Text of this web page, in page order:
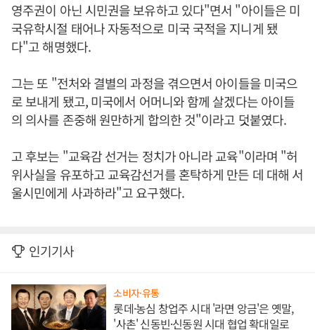
영주권이 아닌 시민권을 보유하고 있다"면서 "아이들은 미
국유학시절 태어나 자동적으로 미국 국적을 지니게 됐
다"고 해명했다.
그는 또 "전처와 결별의 과정을 겪으면서 아이들을 미국으
로 보내게 됐고, 미국에서 어머니와 함께 살겠다는 아이들
의 의사를 존중해 원만하게 합의한 것"이라고 덧붙였다.
고 후보는 "교육감 선거는 정치가 아니라 교육"이라며 "허
위사실을 유포하고 교육감선거를 혼탁하게 만든 데 대해 서
울시민에게 사과하라"고 요구했다.
인기기사
소비자·유통
롯데·농심 창업주 시대 '라면 앙금'은 옛말,
'사촌' 신동빈·신동원 시대 협업 확대일로